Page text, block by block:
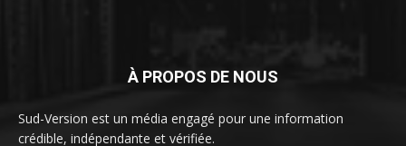
À PROPOS DE NOUS
Sud-Version est un média engagé pour une information
crédible, indépendante et vérifiée.